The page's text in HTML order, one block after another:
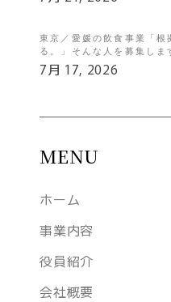
東京／愛媛の飲食事業「根
る。」そんな人を募集しま
7月 17, 2026
MENU
ホーム
事業内容
役員紹介
会社概要